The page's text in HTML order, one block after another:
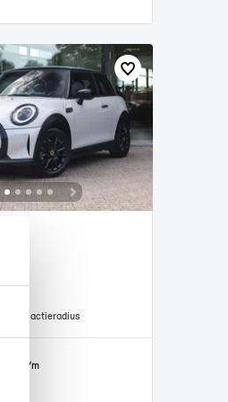
234 km actieradius
p/m